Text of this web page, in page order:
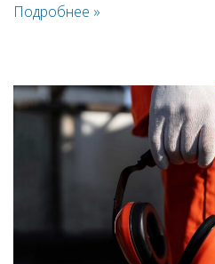
Подробнее »